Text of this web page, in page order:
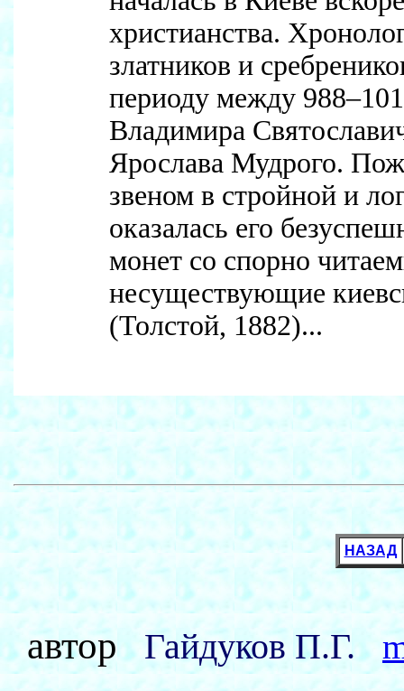
христианства.
златников и
периоду между
Владимира
Ярослава Мудрого.
звеном в стройной и
оказалась его
монет со спорно
несуществующие
(Толстой, 1882)...
НАЗАД
автор Гайдуков П.Г.